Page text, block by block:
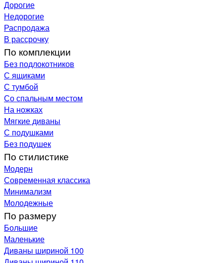
Дорогие
Недорогие
Распродажа
В рассрочку
По комплекции
Без подлокотников
С ящиками
С тумбой
Со спальным местом
На ножках
Мягкие диваны
С подушками
Без подушек
По стилистике
Модерн
Современная классика
Минимализм
Молодежные
По размеру
Большие
Маленькие
Диваны шириной 100